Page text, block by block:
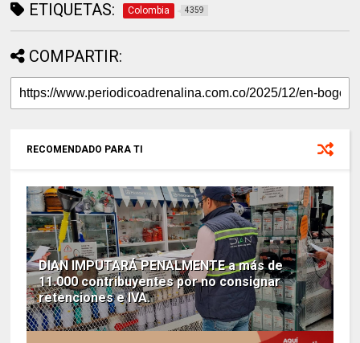
ETIQUETAS: Colombia 4359
COMPARTIR:
RECOMENDADO PARA TI
DIAN IMPUTARÁ PENALMENTE a más de
11.000 contribuyentes por no consignar
retenciones e IVA.